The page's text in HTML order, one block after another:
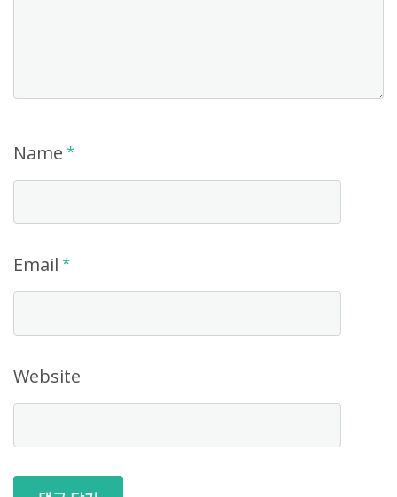
Name *
Email *
Website